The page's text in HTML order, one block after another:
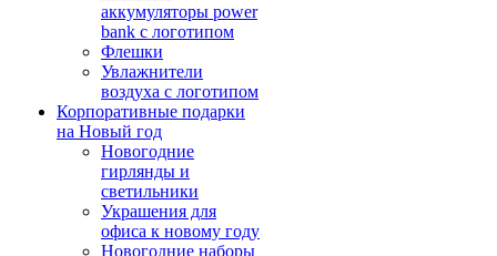
аккумуляторы power
bank с логотипом
Флешки
Увлажнители
воздуха с логотипом
Корпоративные подарки
на Новый год
Новогодние
гирлянды и
светильники
Украшения для
офиса к новому году
Новогодние наборы